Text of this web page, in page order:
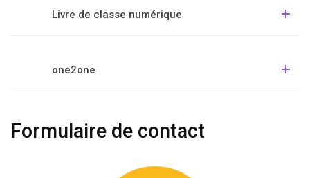
Livre de classe numérique
one2one
Formulaire de contact